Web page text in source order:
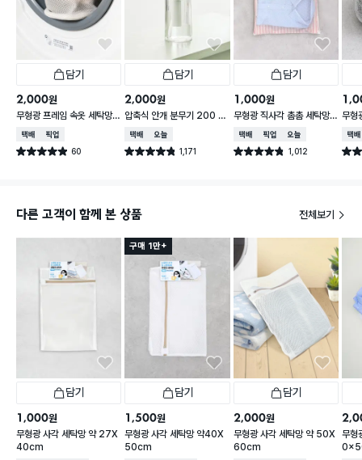
담기
2,000원
무형광 프레임 속옷 세탁망 1
6 X 16 X 15 cm
택배배송매장픽업
별점 4.9점 60
건 작성
담기
2,000원
압축식 안개 분무기 200 m
택배배송오늘배송
별점 4.8점 1,171
건 작성
담기
1,000원
무형광 직사각 촘촘 세탁망
40X50 cm
택배배송매장픽업오늘배송
별점 4.8점 1,012
건 작성
무형
택배
별점
다른 고객이 함께 본 상품 전체보기
담기
1,000원
무형광 사각 세탁망 약 27X
40cm
구매 1만+
담기
1,500원
무형광 사각 세탁망 약40X
50cm
담기
2,000원
무형광 사각 세탁망 약 50X
60cm
무형